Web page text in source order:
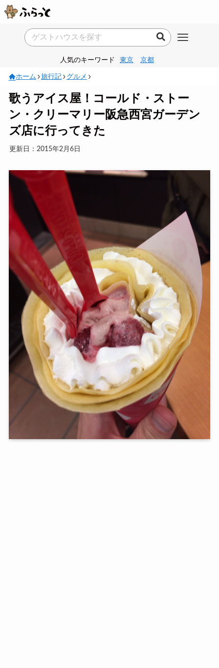
人気のキーワード 東京 京都
ホーム 旅行記 グルメ
歌うアイス屋！コールド・ストー
ン・クリーマリー阪急西宮ガーデン
ズ店に行ってきた
更新日：2015年2月6日